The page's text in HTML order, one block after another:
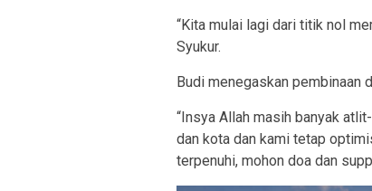
“Kita mulai lagi dari titik nol
Syukur.
Budi menegaskan pembinaan
“Insya Allah masih banyak
dan kota dan kami tetap
terpenuhi, mohon doa dan